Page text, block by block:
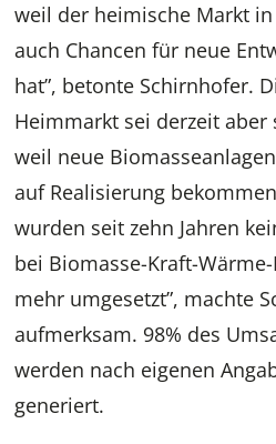
weil der heimische Markt
auch Chancen für neue
hat”, betonte Schirnhofer.
Heimmarkt sei derzeit aber
weil neue
auf Realisierung
wurden seit zehn Jahren
bei Biomasse-Kraft-
mehr umgesetzt”, machte
aufmerksam. 98% des
werden nach eigenen
generiert.